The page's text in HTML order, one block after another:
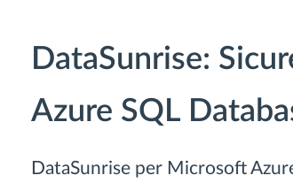
DataSunrise:
Azure SQL
DataSunrise per Microsoft